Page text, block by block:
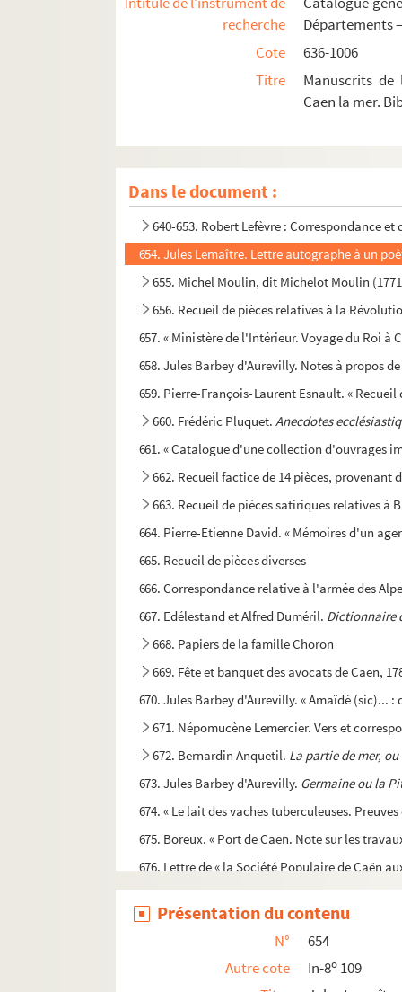
recherche
Départements
Cote
636-1006
Titre
Manuscrits
Caen la mer.
Dans le document :
637. Pièces manuscrites et imprimées
638. Pièces manuscrites et imprimées
639. Documents manuscrits et imprimés
640-653. Robert Lefèvre : Correspondance
654. Jules Lemaître. Lettre autographe à un
655. Michel Moulin, dit Michelot Moulin
656. Recueil de pièces relatives à la
657. « Ministère de l'Intérieur. Voyage du Roi à
658. Jules Barbey d'Aurevilly. Notes à propos
659. Pierre-François-Laurent Esnault. «
660. Frédéric Pluquet.Anecdotes
661. « Catalogue d'une collection d'ouvrages
662. Recueil factice de 14 pièces,
663. Recueil de pièces satiriques relatives à
664. Pierre-Etienne David. « Mémoires d'un
665. Recueil de pièces diverses
666. Correspondance relative à l'armée des
667. Edélestand et Alfred Duméril. Dictionnaire
668. Papiers de la famille Choron
669. Fête et banquet des avocats de Caen,
670. Jules Barbey d'Aurevilly. « Amaïdé (sic)...
671. Népomucène Lemercier. Vers et
672. Bernardin Anquetil. La partie de mer,
673. Jules Barbey d'Aurevilly. Germaine ou la
674. « Le lait des vaches tuberculeuses.
675. Boreux. « Port de Caen. Note sur les
676. Lettre de « la Société Populaire de Caën
677. Jean-Baptiste Grainviile. Correspondance.
678. Baron Henri Chatry de La Fosse. Lettres
679. Diplômes universitaires de Jacques-
680. Jean Le Houx.Vaux de Vire
Présentation du contenu
N°
654
Autre cote
In-8o 109